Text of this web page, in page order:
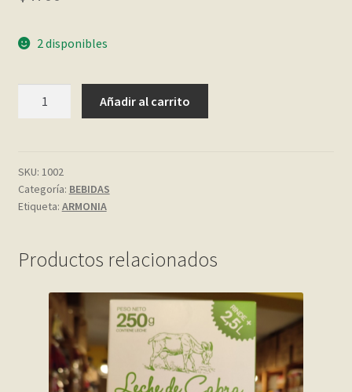
Privacy Policy
Shop
Wishlist
2 disponibles
CC.
ARMONIA
cantidad
Añadir al carrito
SKU: 1002
Categoría: BEBIDAS
Etiqueta: ARMONIA
Productos relacionados